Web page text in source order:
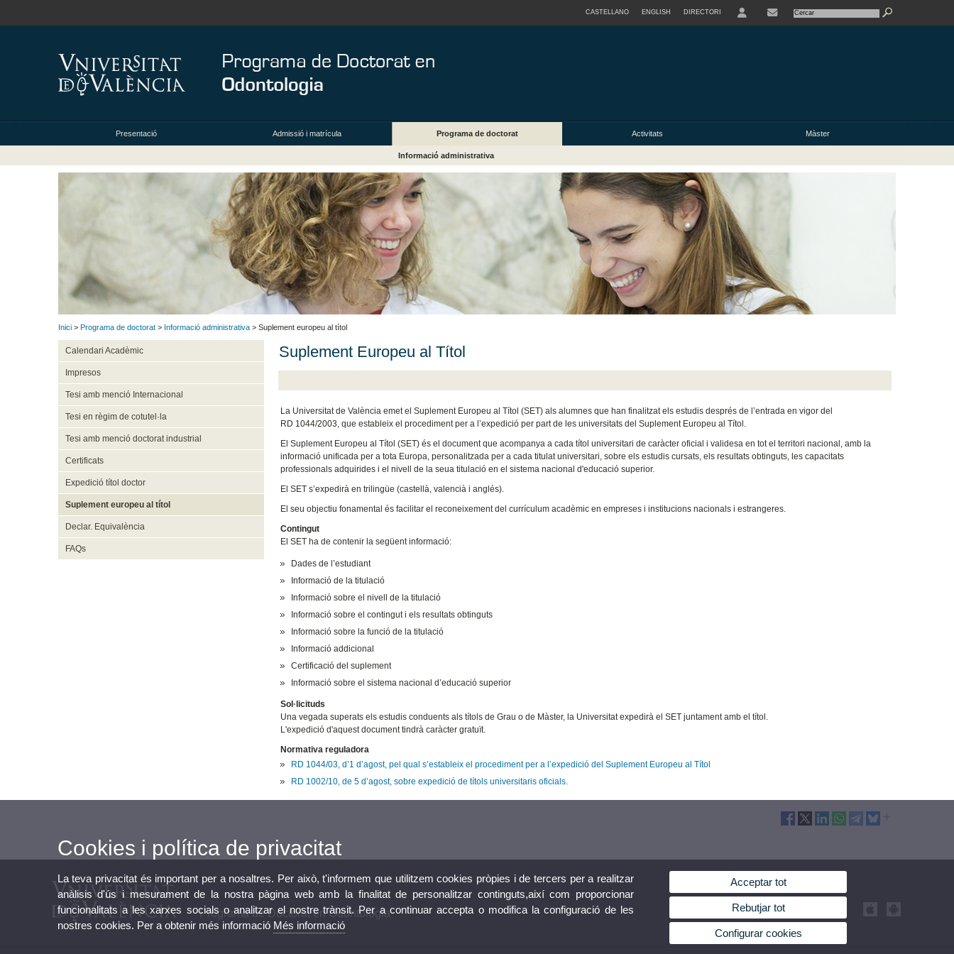
CASTELLANO ENGLISH DIRECTORI
Presentació Admissió i matrícula Programa de doctorat Activitats Màster
Informació administrativa
Inici > Programa de doctorat > Informació administrativa > Suplement europeu al títol
Calendari Acadèmic
Impresos
Tesi amb menció Internacional
Tesi en règim de cotutel·la
Tesi amb menció doctorat industrial
Certificats
Expedició títol doctor
Suplement europeu al títol
Declar. Equivalència
FAQs
Suplement Europeu al Títol
La Universitat de València emet el Suplement Europeu al Títol (SET) als alumnes que han finalitzat els estudis després de l’entrada en vigor del
RD 1044/2003, que estableix el procediment per a l’expedició per part de les universitats del Suplement Europeu al Títol.
El Suplement Europeu al Títol (SET) és el document que acompanya a cada títol universitari de caràcter oficial i validesa en tot el territori nacional, amb la
informació unificada per a tota Europa, personalitzada per a cada titulat universitari, sobre els estudis cursats, els resultats obtinguts, les capacitats
professionals adquirides i el nivell de la seua titulació en el sistema nacional d'educació superior.
El SET s’expedirà en trilingüe (castellà, valencià i anglés).
El seu objectiu fonamental és facilitar el reconeixement del currículum acadèmic en empreses i institucions nacionals i estrangeres.
Contingut
El SET ha de contenir la següent informació:
Dades de l’estudiant
Informació de la titulació
Informació sobre el nivell de la titulació
Informació sobre el contingut i els resultats obtinguts
Informació sobre la funció de la titulació
Informació addicional
Certificació del suplement
Informació sobre el sistema nacional d’educació superior
Sol·licituds
Una vegada superats els estudis conduents als títols de Grau o de Màster, la Universitat expedirà el SET juntament amb el títol.
L'expedició d'aquest document tindrà caràcter gratuït.
Normativa reguladora
RD 1044/03, d’1 d’agost, pel qual s’estableix el procediment per a l’expedició del Suplement Europeu al Títol
RD 1002/10, de 5 d’agost, sobre expedició de títols universitaris oficials.
Programa de Doctorat en Odontologia
Cookies i política de privacitat
La teva privacitat és important per a nosaltres. Per això, t'informem que utilitzem cookies pròpies i de tercers per a realitzar
anàlisis d'ús i mesurament de la nostra pàgina web amb la finalitat de personalitzar continguts,així com proporcionar
funcionalitats a les xarxes socials o analitzar el nostre trànsit. Per a continuar accepta o modifica la configuració de les
nostres cookies. Per a obtenir més informació Més informació
Acceptar tot
Rebutjar tot
Configurar cookies